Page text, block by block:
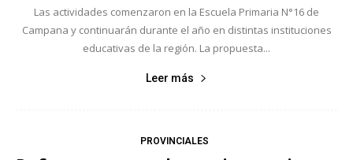
Las actividades comenzaron en la Escuela Primaria N°16 de
Campana y continuarán durante el año en distintas instituciones
educativas de la región. La propuesta...
Leer más
PROVINCIALES